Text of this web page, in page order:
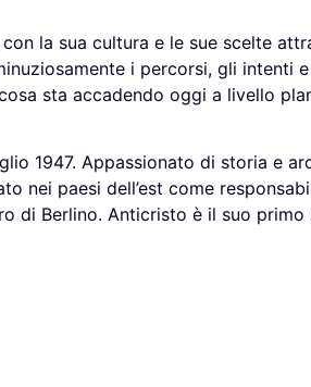
la sua cultura e le sue scelte
i percorsi, gli intenti
sta accadendo oggi a livello
1947. Appassionato di storia e
paesi dell’est come
di Berlino. Anticristo è il suo